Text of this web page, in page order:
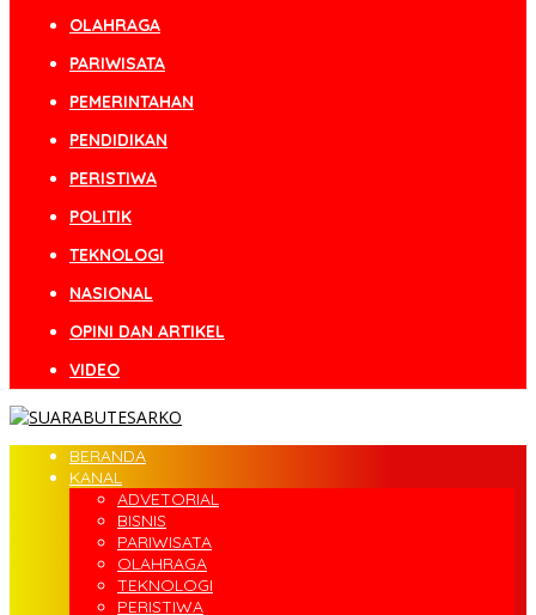
OLAHRAGA
PARIWISATA
PEMERINTAHAN
PENDIDIKAN
PERISTIWA
POLITIK
TEKNOLOGI
NASIONAL
OPINI DAN ARTIKEL
VIDEO
BERANDA
KANAL
ADVETORIAL
BISNIS
PARIWISATA
OLAHRAGA
TEKNOLOGI
PERISTIWA